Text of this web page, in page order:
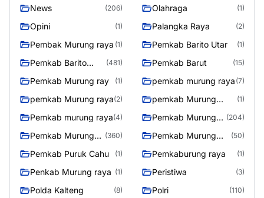
News (206) Olahraga (1)
Opini (1) Palangka Raya (2)
Pembak Murung raya (1) Pemkab Barito Utar (1)
Pemkab Barito
(481) Pemkab Barut (15)
Pemkab Murung ray (1) pemkab murung raya (7)
pemkab Murung raya(2)
pemkab Murung
(1)
Pemkab murung raya(4)
Pemkab Murung
(204)
Pemkab Murung
(360)
Pemkab Murung
(50)
Pemkab Puruk Cahu (1) Pemkaburung raya (1)
Penkab Murung raya (1) Peristiwa (3)
Polda Kalteng (8) Polri (110)